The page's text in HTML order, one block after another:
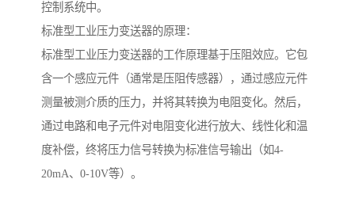
控制系统中。
标准型工业压力变送器的原理：
标准型工业压力变送器的工作原理基于压阻效应。它包
含一个感应元件（通常是压阻传感器），通过感应元件
测量被测介质的压力，并将其转换为电阻变化。然后，
通过电路和电子元件对电阻变化进行放大、线性化和温
度补偿，终将压力信号转换为标准信号输出（如4-
20mA、0-10V等）。